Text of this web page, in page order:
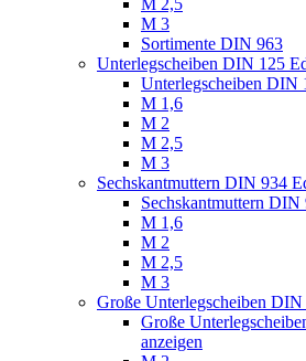
M 3
Sortimente DIN 963
Unterlegscheiben DIN 125
Unterlegscheiben DIN
M 1,6
M 2
M 2,5
M 3
Sechskantmuttern DIN 934
Sechskantmuttern DIN
M 1,6
M 2
M 2,5
M 3
Große Unterlegscheiben DIN
Große
anzeigen